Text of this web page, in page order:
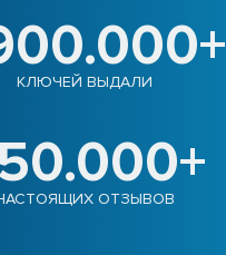
КЛЮЧЕЙ ВЫДАЛИ
ОТЗЫВОВ